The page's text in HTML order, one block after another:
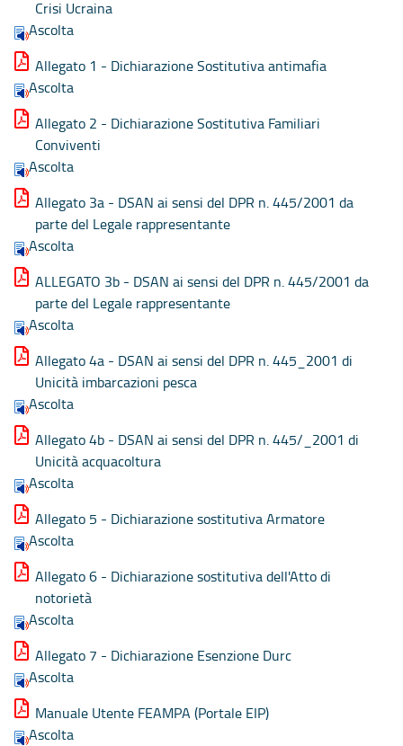
Crisi Ucraina
Ascolta
Allegato 1 - Dichiarazione Sostitutiva antimafia
Ascolta
Allegato 2 - Dichiarazione Sostitutiva Familiari
Conviventi
Ascolta
Allegato 3a - DSAN ai sensi del DPR n. 445/2001 da
parte del Legale rappresentante
Ascolta
ALLEGATO 3b - DSAN ai sensi del DPR n. 445/2001 da
parte del Legale rappresentante
Ascolta
Allegato 4a - DSAN ai sensi del DPR n. 445_2001 di
Unicità imbarcazioni pesca
Ascolta
Allegato 4b - DSAN ai sensi del DPR n. 445/_2001 di
Unicità acquacoltura
Ascolta
Allegato 5 - Dichiarazione sostitutiva Armatore
Ascolta
Allegato 6 - Dichiarazione sostitutiva dell'Atto di
notorietà
Ascolta
Allegato 7 - Dichiarazione Esenzione Durc
Ascolta
Manuale Utente FEAMPA (Portale EIP)
Ascolta